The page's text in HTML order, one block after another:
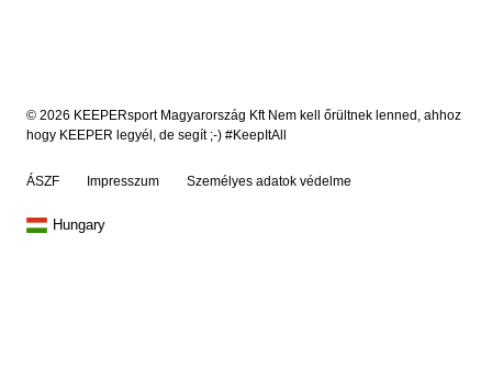
© 2026 KEEPERsport Magyarország Kft Nem kell őrültnek lenned, ahhoz
hogy KEEPER legyél, de segít ;-) #KeepItAll
ÁSZF Impresszum Személyes adatok védelme
Hungary